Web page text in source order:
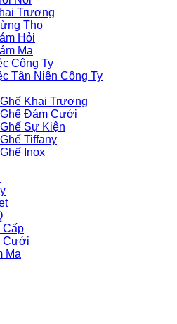
Trương
Thọ
Hỏi
Ma
Công Ty
Tân Niên Công Ty
Khai Trương
Đám Cưới
Sự Kiện
Tiffany
Inox
Cưới
Ma